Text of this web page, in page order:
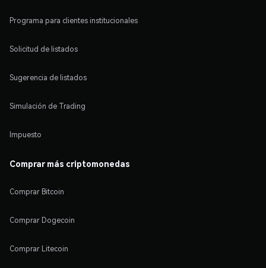
Programa para clientes institucionales
Solicitud de listados
Sugerencia de listados
Simulación de Trading
Impuesto
Comprar más criptomonedas
Comprar Bitcoin
Comprar Dogecoin
Comprar Litecoin